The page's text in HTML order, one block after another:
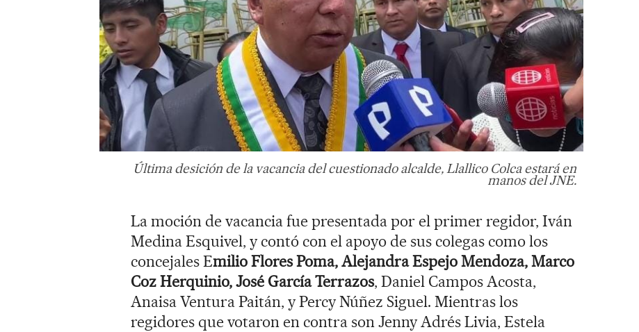
Última desición de la vacancia del cuestionado alcalde, Llallico Colca estará en
manos del JNE.
La moción de vacancia fue presentada por el primer regidor, Iván
Medina Esquivel, y contó con el apoyo de sus colegas como los
concejales Emilio Flores Poma, Alejandra Espejo Mendoza, Marco
Coz Herquinio, José García Terrazos, Daniel Campos Acosta,
Anaisa Ventura Paitán, y Percy Núñez Siguel. Mientras los
regidores que votaron en contra son Jenny Adrés Livia, Estela